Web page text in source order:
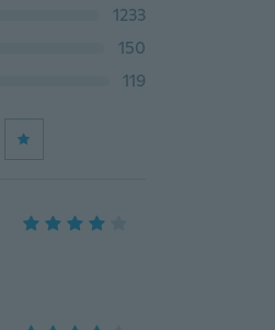
1233
150
119